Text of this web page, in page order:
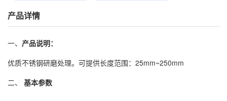
产品详情
一、 产品说明：
优质不锈钢研磨处理。 可提供长度范围： 25mm~250mm
二、 基本参数